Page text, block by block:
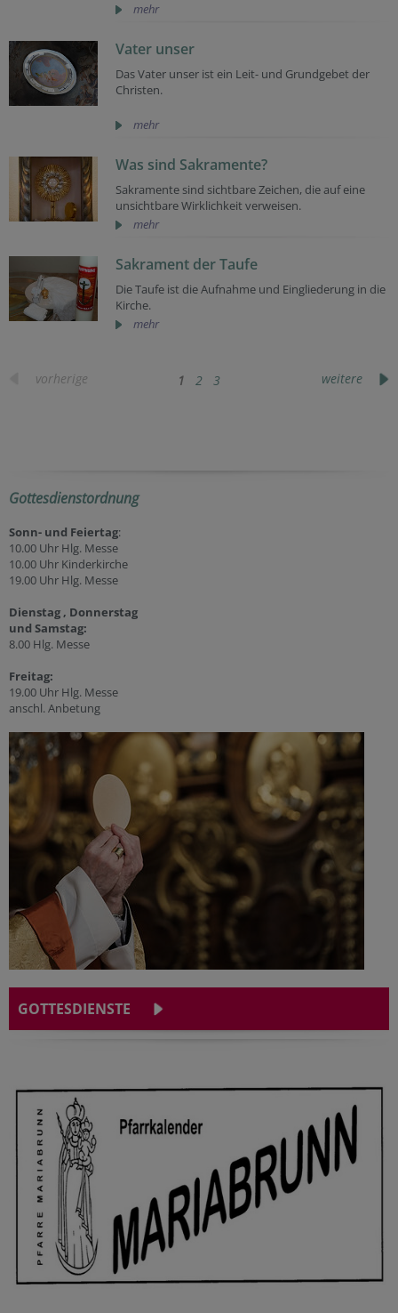
mehr
Vater unser
Das Vater unser ist ein Leit- und Grundgebet der
Christen.
mehr
Was sind Sakramente?
Sakramente sind sichtbare Zeichen, die auf eine
unsichtbare Wirklichkeit verweisen.
mehr
Sakrament der Taufe
Die Taufe ist die Aufnahme und Eingliederung in die
Kirche.
mehr
vorherige 1 2 3 weitere
Gottesdienstordnung
Sonn- und Feiertag:
10.00 Uhr Hlg. Messe
10.00 Uhr Kinderkirche
19.00 Uhr Hlg. Messe
Dienstag , Donnerstag
und Samstag:
8.00 Hlg. Messe
Freitag:
19.00 Uhr Hlg. Messe
anschl. Anbetung
GOTTESDIENSTE